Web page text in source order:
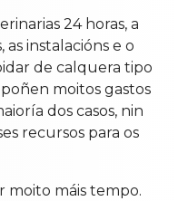
24 horas, a
as instalacións e o
de calquera tipo
moitos gastos
dos casos, nin
recursos para os
moito máis tempo.